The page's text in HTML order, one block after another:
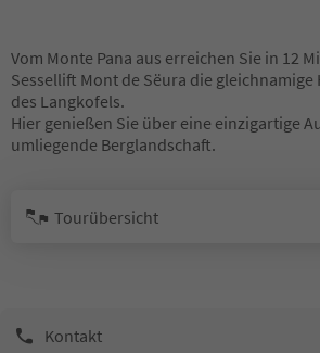
Vom Monte Pana aus erreichen Sie in 12
Sessellift Mont de Sëura die gleichnamige
des Langkofels.
Hier genießen Sie über eine einzigartige
umliegende Berglandschaft.
Tourübersicht
Kontakt